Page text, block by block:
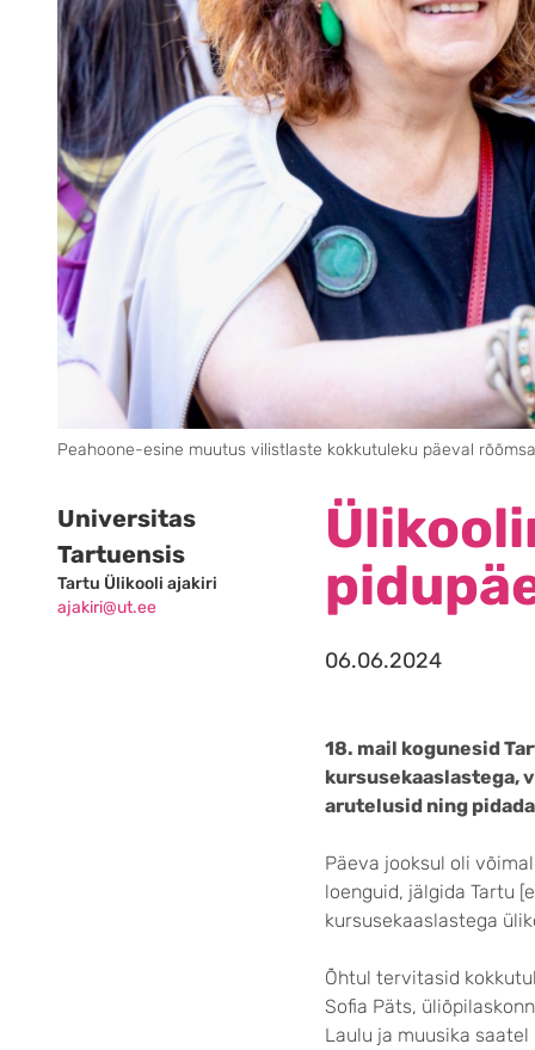
Peahoone-esine muutus vilistlaste kokkutuleku päeval
Universitas
Tartuensis
Tartu Ülikooli ajakiri
ajakiri@ut.ee
06.06.2024
18. mail kogunesid
kursusekaaslastega,
arutelusid ning
Päeva jooksul oli
loenguid, jälgida Tartu
kursusekaaslastega
Õhtul tervitasid
Sofia Päts,
Laulu ja muusika